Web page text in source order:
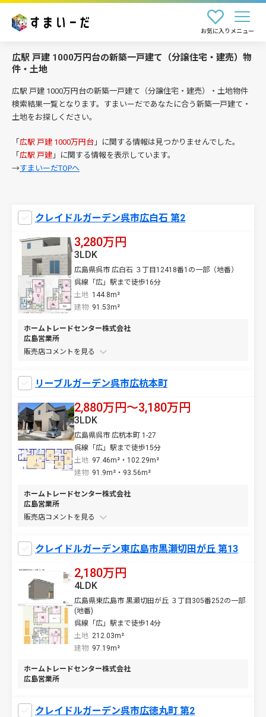
お気に入り メニュー
広駅 戸建 1000万円台の新築一戸建て（分譲住宅・建売）物
件・土地
広駅 戸建 1000万円台の新築一戸建て（分譲住宅・建売）・土地物件
検索結果一覧となります。すまいーだであなたに合う新築一戸建て・
土地をお探しください。
「 広駅 戸建 1000万円台 」に関する情報は見つかりませんでした。
「 広駅 戸建 」に関する情報を表示しています。
→すまいーだTOPへ
クレイドルガーデン呉市広白石 第2
3,280万円
広島県呉市 広白石 ３丁目12418番1の一部（地番）
呉線「広」駅まで徒歩16分
土地 144.8m²
3LDK
建物 91.53m²
ホームトレードセンター株式会社
広島営業所
販売店コメントを
リーブルガーデン呉市広杭本町
2,880万円〜3,180万円
広島県呉市 広杭本町 1-27
呉線「広」駅まで徒歩15分
土地 97.46m²・102.29m²
3LDK
建物 91.9m²・93.56m²
ホームトレードセンター株式会社
広島営業所
販売店コメントを
クレイドルガーデン東広島市黒瀬切田が丘 第13
2,180万円
広島県東広島市 黒瀬切田が丘 ３丁目305番252の一部
(地番)
呉線「広」駅まで徒歩14分
土地 212.03m²
4LDK
建物 97.19m²
ホームトレードセンター株式会社
広島営業所
クレイドルガーデン呉市広徳丸町 第2